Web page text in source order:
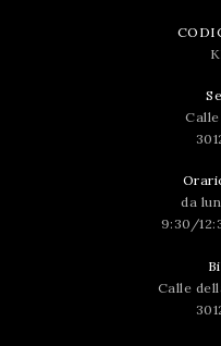
da
9:30/
Calle